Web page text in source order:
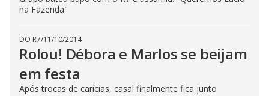
na Fazenda"
DO R7/11/10/2014
Rolou! Débora e Marlos se beijam
em festa
Após trocas de carícias, casal finalmente fica junto